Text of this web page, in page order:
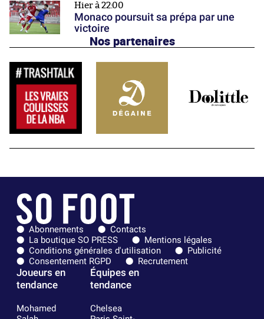
Hier à 22:00
Monaco poursuit sa prépa par une
victoire
Nos partenaires
Abonnements
Contacts
La boutique SO PRESS
Mentions légales
Conditions générales d'utilisation
Publicité
Consentement RGPD
Recrutement
Joueurs en
tendance
Mohamed
Équipes en
tendance
Chelsea